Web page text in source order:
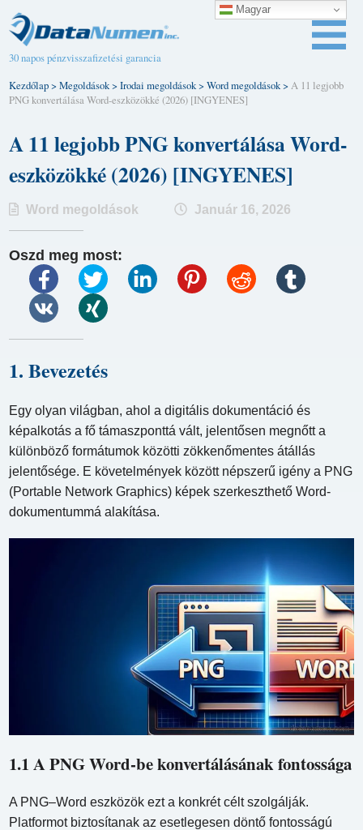
30 napos pénzvisszafizetési garancia
Kezdőlap>Megoldások>Irodai megoldások>Word megoldások>A 11 legjobb
PNG konvertálása Word-eszközökké (2026) [INGYENES]
A 11 legjobb PNG konvertálása Word-
eszközökké (2026) [INGYENES]
Word megoldások Január 16, 2026
Oszd meg most:
1. Bevezetés
Egy olyan világban, ahol a digitális dokumentáció és
képalkotás a fő támaszponttá vált, jelentősen megnőtt a
különböző formátumok közötti zökkenőmentes átállás
jelentősége. E követelmények között népszerű igény a PNG
(Portable Network Graphics) képek szerkeszthető Word-
dokumentummá alakítása.
1.1 A PNG Word-be konvertálásának fontossága
A PNG–Word eszközök ezt a konkrét célt szolgálják.
Platformot biztosítanak az esetlegesen döntő fontosságú
Magyar